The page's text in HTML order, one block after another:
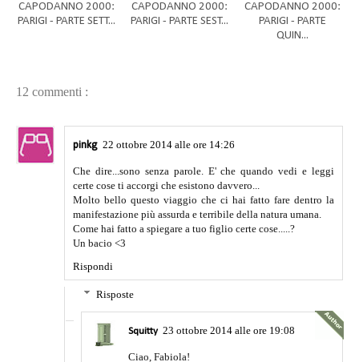
CAPODANNO 2000:
PARIGI - PARTE SETT...
CAPODANNO 2000:
PARIGI - PARTE SEST...
CAPODANNO 2000:
PARIGI - PARTE
QUIN...
12 commenti :
pinkg 22 ottobre 2014 alle ore 14:26
Che dire...sono senza parole. E' che quando vedi e leggi
certe cose ti accorgi che esistono davvero...
Molto bello questo viaggio che ci hai fatto fare dentro la
manifestazione più assurda e terribile della natura umana.
Come hai fatto a spiegare a tuo figlio certe cose.....?
Un bacio <3
Rispondi
Risposte
Squitty 23 ottobre 2014 alle ore 19:08
Ciao, Fabiola!